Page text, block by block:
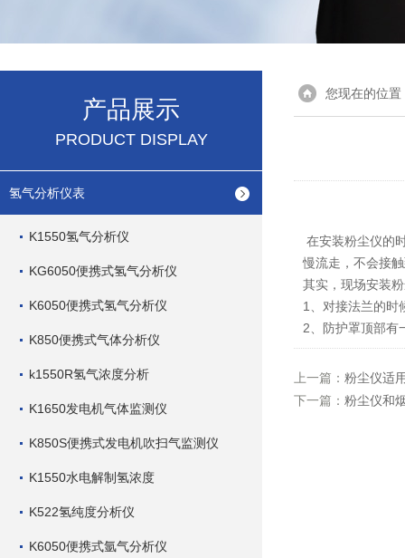
产品展示
PRODUCT DISPLAY
氢气分析仪表
K1550氢气分析仪
KG6050便携式氢气分析仪
K6050便携式氢气分析仪
K850便携式气体分析仪
k1550R氢气浓度分析
K1650发电机气体监测仪
K850S便携式发电机吹扫气监测仪
K1550水电解制氢浓度
K522氢纯度分析仪
K6050便携式氩气分析仪
您现在的位置
在安装粉尘仪的
慢流走，不会接
其实，现场安装
1、对接法兰的时
2、防护罩顶部有
上一篇： 粉尘仪适
下一篇： 粉尘仪和